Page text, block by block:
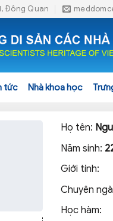
Đông Quan
tức Nhà khoa học
Họ tên:
Năm sinh:
Giới tính:
Chuyên
Học hàm: